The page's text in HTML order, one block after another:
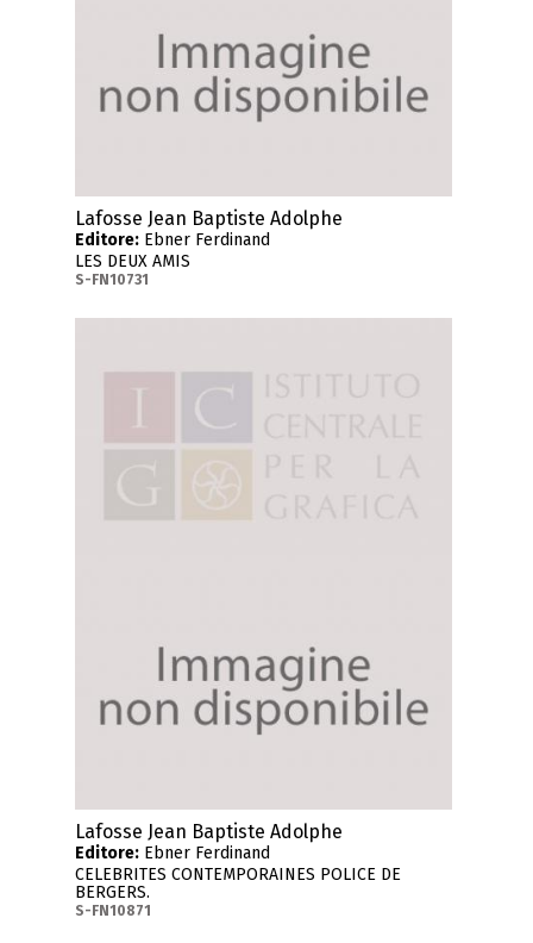
Lafosse Jean Baptiste Adolphe
Editore: Ebner Ferdinand
LES DEUX AMIS
S-FN10731
Lafosse Jean Baptiste Adolphe
Editore: Ebner Ferdinand
CELEBRITES CONTEMPORAINES POLICE DE
BERGERS.
S-FN10871